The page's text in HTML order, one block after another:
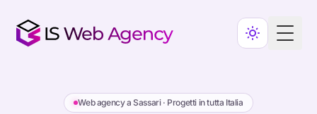
Web agency a Sassari · Progetti in tutta Italia